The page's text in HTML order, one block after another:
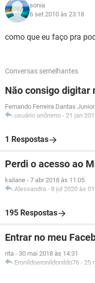
sonia
6 set 2010 às 23:18
como que eu faço pra
Conversas semelhantes
Não consigo digitar
Fernando Ferreira Dantas Junior
usuário anônimo - 21 jan
1 Respostas
Perdi o acesso ao
kailane - 7 abr 2018 às 11:05
Alessandra - 8 jul 2020 às
195 Respostas
Entrar no meu
rita - 30 mai 2018 às 14:31
Eronildoeronildonildo76 - 25